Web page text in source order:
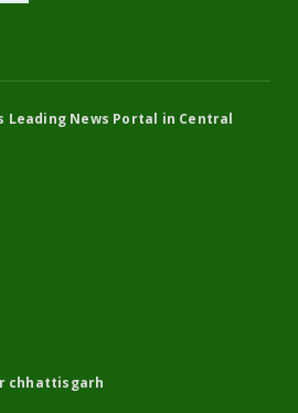
Leading News Portal in Central
chhattisgarh